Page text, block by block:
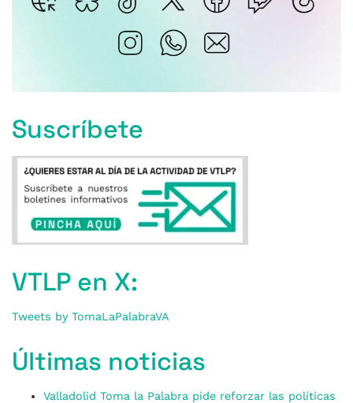
Suscríbete
VTLP en X:
Tweets by TomaLaPalabraVA
Últimas noticias
Valladolid Toma la Palabra pide reforzar las políticas